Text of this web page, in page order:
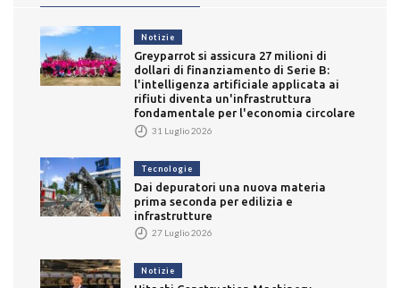
Notizie
Greyparrot si assicura 27 milioni di
dollari di finanziamento di Serie B:
l'intelligenza artificiale applicata ai
rifiuti diventa un'infrastruttura
fondamentale per l'economia circolare
31 Luglio 2026
Tecnologie
Dai depuratori una nuova materia
prima seconda per edilizia e
infrastrutture
27 Luglio 2026
Notizie